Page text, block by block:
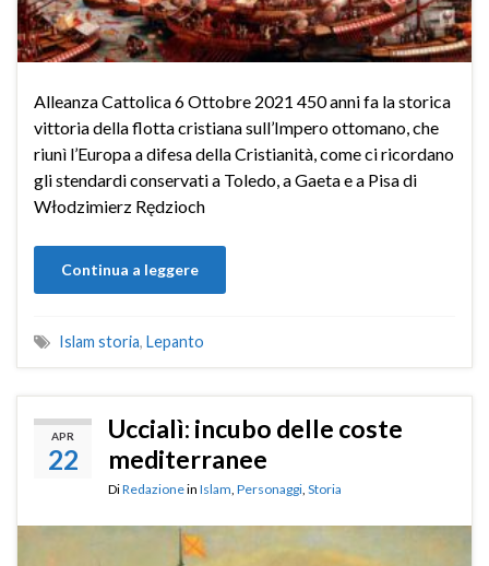
Alleanza Cattolica 6 Ottobre 2021 450 anni fa la storica
vittoria della flotta cristiana sull’Impero ottomano, che
riunì l’Europa a difesa della Cristianità, come ci ricordano
gli stendardi conservati a Toledo, a Gaeta e a Pisa di
Włodzimierz Rędzioch
Continua a leggere
Islam storia, Lepanto
APR
22
Uccialì: incubo delle coste
mediterranee
DiRedazionein Islam, Personaggi, Storia